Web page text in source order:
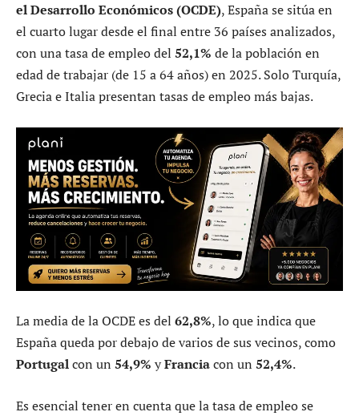
el Desarrollo Económicos (OCDE), España se sitúa en
el cuarto lugar desde el final entre 36 países analizados,
con una tasa de empleo del 52,1% de la población en
edad de trabajar (de 15 a 64 años) en 2025. Solo Turquía,
Grecia e Italia presentan tasas de empleo más bajas.
La media de la OCDE es del 62,8%, lo que indica que
España queda por debajo de varios de sus vecinos, como
Portugalcon un 54,9% yFranciacon un 52,4%.
Es esencial tener en cuenta que la tasa de empleo se